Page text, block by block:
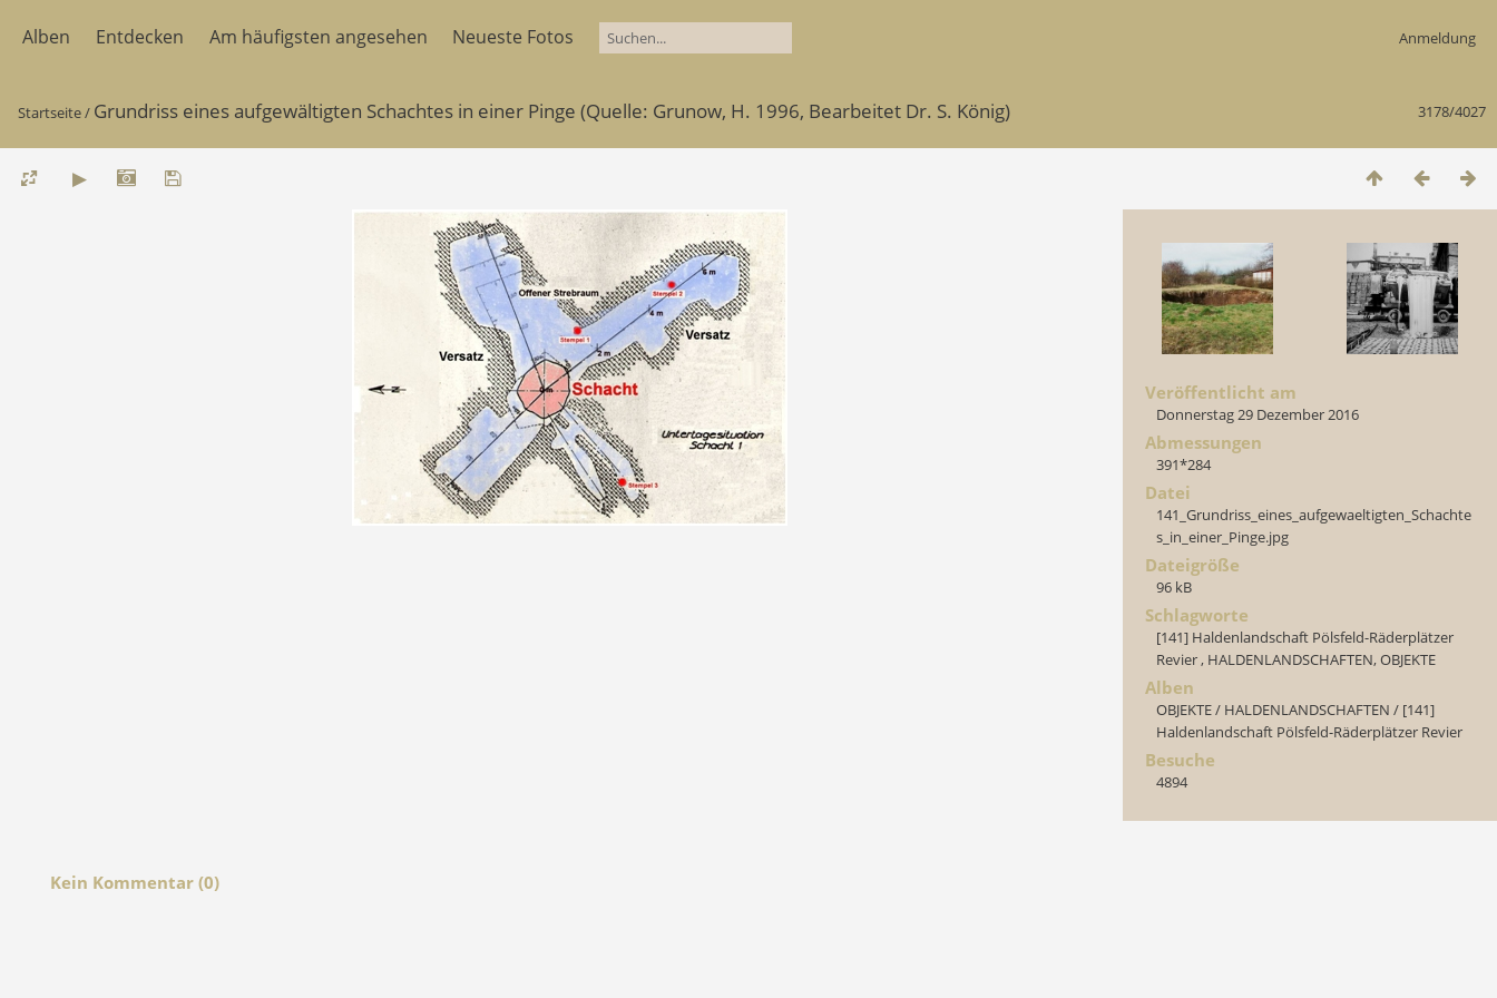
Alben Entdecken Am häufigsten angesehen Neueste Fotos Anmeldung
3178/4027
Startseite/ Grundriss eines aufgewältigten Schachtes in einer Pinge (Quelle: Grunow, H. 1996, Bearbeitet Dr. S. König)
Veröffentlicht am
Donnerstag 29 Dezember 2016
Abmessungen
391*284
Datei
141_Grundriss_eines_aufgewaeltigten_Schachte
s_in_einer_Pinge.jpg
Dateigröße
96 kB
Schlagworte
[141] Haldenlandschaft Pölsfeld-Räderplätzer
Revier, HALDENLANDSCHAFTEN,OBJEKTE
Alben
OBJEKTE/ HALDENLANDSCHAFTEN / [141]
Haldenlandschaft Pölsfeld-Räderplätzer Revier
Besuche
4894
Kein Kommentar (0)